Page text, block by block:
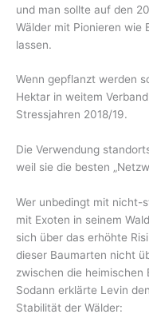
und man sollte auf den
Wälder mit Pionieren wie
lassen.
Wenn gepflanzt werden
Hektar in weitem
Stressjahren 2018/19.
Die Verwendung
weil sie die besten
Wer unbedingt mit nicht-
mit Exoten in seinem
sich über das erhöhte
dieser Baumarten nicht
zwischen die heimischen
Sodann erklärte Levin
Stabilität der Wälder: